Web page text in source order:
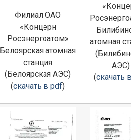
Филиал ОАО
«Концерн
Росэнергоатом»
Белоярская атомная
станция
(Белоярская АЭС)
(скачать в pdf)
атомная
АЭС)
(скачать